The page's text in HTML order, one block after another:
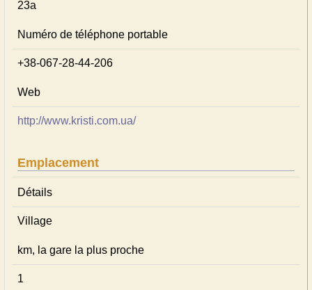
23а
Numéro de téléphone portable
+38-067-28-44-206
Web
http://www.kristi.com.ua/
Emplacement
Détails
Village
km, la gare la plus proche
1